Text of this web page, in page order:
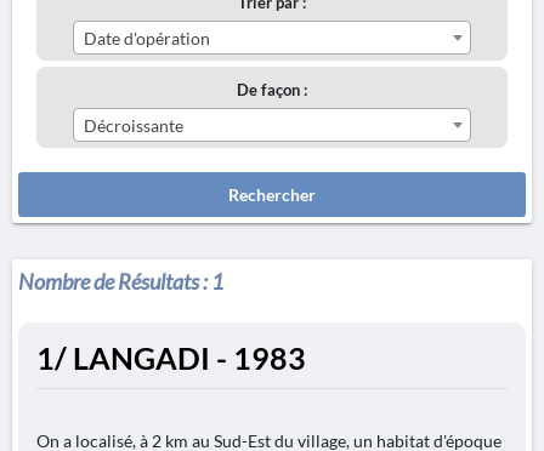
Date d'opération
De façon :
Décroissante
Rechercher
Nombre de Résultats :1
1/ LANGADI - 1983
On a localisé, à 2 km au Sud-Est du village, un habitat d'époque